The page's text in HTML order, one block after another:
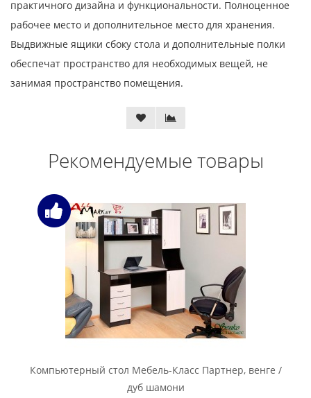
практичного дизайна и функциональности. Полноценное
рабочее место и дополнительное место для хранения.
Выдвижные ящики сбоку стола и дополнительные полки
обеспечат пространство для необходимых вещей, не
занимая пространство помещения.
Рекомендуемые товары
Компьютерный стол Мебель-Класс Партнер, венге /
дуб шамони